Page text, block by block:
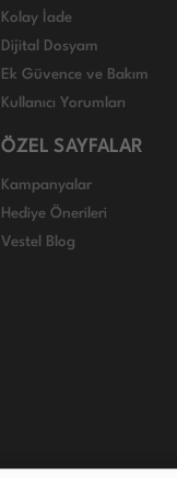
Kolay İade
Dijital Dosyam
Ek Güvence ve Bakım
Kullanıcı Yorumları
ÖZEL SAYFALAR
Kampanyalar
Hediye Önerileri
Vestel Blog